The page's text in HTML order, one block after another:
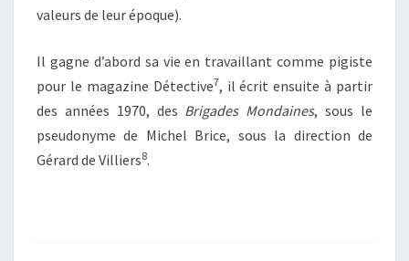
valeurs de leur époque).
Il gagne d’abord sa vie en travaillant comme pigiste
pour le magazine Détective7, il écrit ensuite à partir
des années 1970, des Brigades Mondaines, sous le
pseudonyme de Michel Brice, sous la direction de
Gérard de Villiers8.